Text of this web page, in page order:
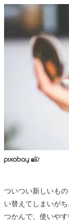
ついつい新しいも
い替えてしまいが
つかんで、使いや